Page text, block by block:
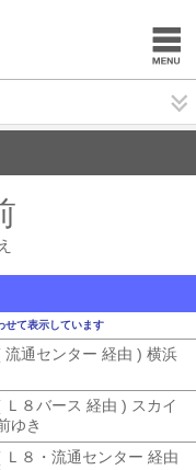
せて表示しています
流通センター 経由 ) 横浜
Ｌ８バース 経由 ) スカイ
ゆき
Ｌ８・流通センター 経由